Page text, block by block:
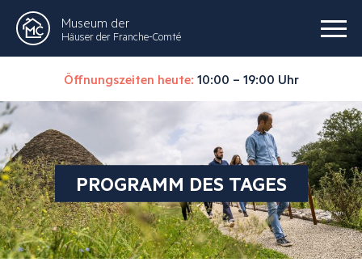
Museum der
Häuser der Franche-Comté
Öffnungszeiten heute: 10:00 – 19:00 Uhr
PROGRAMM DES TAGES